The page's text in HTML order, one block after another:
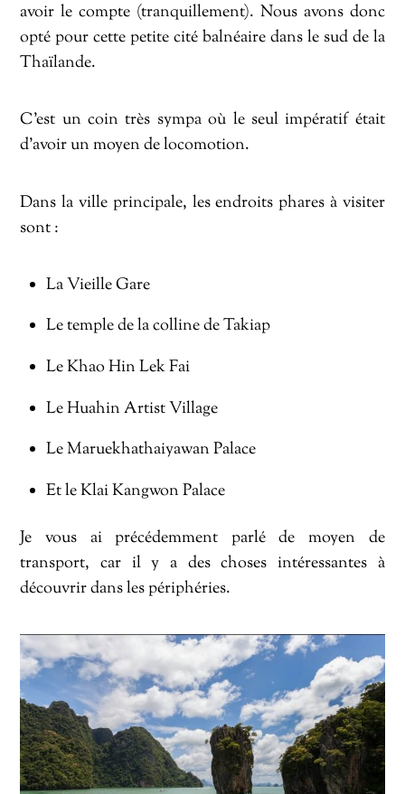
avoir le compte (tranquillement). Nous avons donc
opté pour cette petite cité balnéaire dans le sud de la
Thaïlande.
C’est un coin très sympa où le seul impératif était
d’avoir un moyen de locomotion.
Dans la ville principale, les endroits phares à visiter
sont :
La Vieille Gare
Le temple de la colline de Takiap
Le Khao Hin Lek Fai
Le Huahin Artist Village
Le Maruekhathaiyawan Palace
Et le Klai Kangwon Palace
Je vous ai précédemment parlé de moyen de
transport, car il y a des choses intéressantes à
découvrir dans les périphéries.